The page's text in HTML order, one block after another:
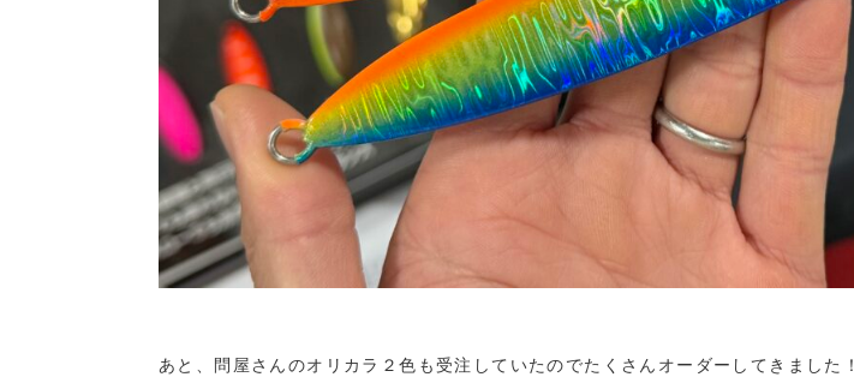
あと、問屋さんのオリカラ２色も受注していたのでたくさんオーダーしてきました！